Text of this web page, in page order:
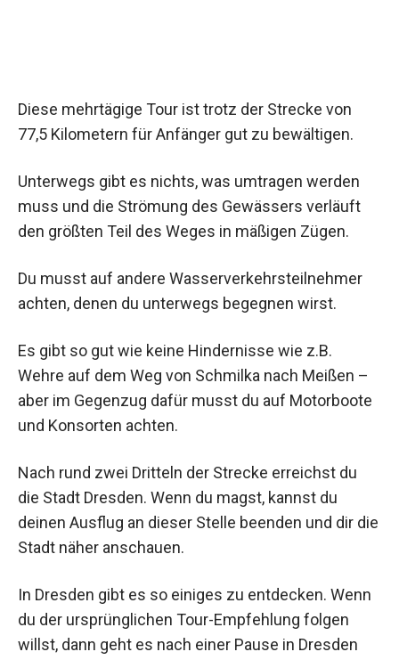
Diese mehrtägige Tour ist trotz der Strecke von
77,5 Kilometern für Anfänger gut zu bewältigen.
Unterwegs gibt es nichts, was umtragen werden
muss und die Strömung des Gewässers verläuft
den größten Teil des Weges in mäßigen Zügen.
Du musst auf andere Wasserverkehrsteilnehmer
achten, denen du unterwegs begegnen wirst.
Es gibt so gut wie keine Hindernisse wie z.B.
Wehre auf dem Weg von Schmilka nach Meißen –
aber im Gegenzug dafür musst du auf Motorboote
und Konsorten achten.
Nach rund zwei Dritteln der Strecke erreichst du
die Stadt Dresden. Wenn du magst, kannst du
deinen Ausflug an dieser Stelle beenden und dir die
Stadt näher anschauen.
In Dresden gibt es so einiges zu entdecken. Wenn
du der ursprünglichen Tour-Empfehlung folgen
willst, dann geht es nach einer Pause in Dresden